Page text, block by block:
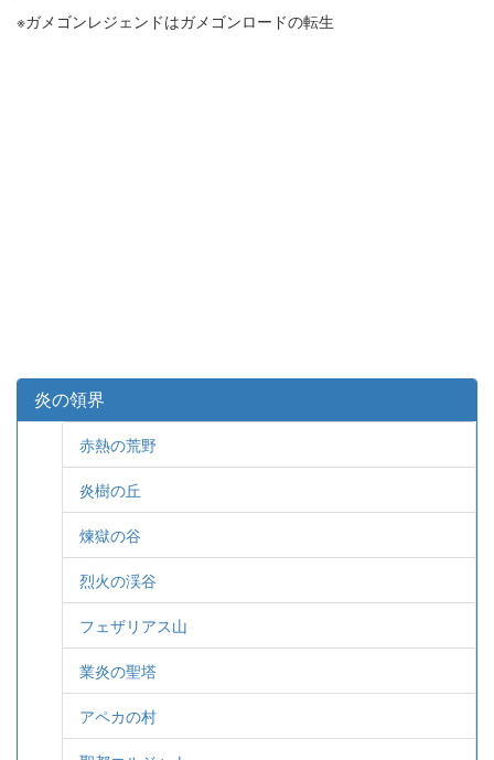
※ガメゴンレジェンドはガメゴンロードの転生
炎の領界
赤熱の荒野
炎樹の丘
煉獄の谷
烈火の渓谷
フェザリアス山
業炎の聖塔
アペカの村